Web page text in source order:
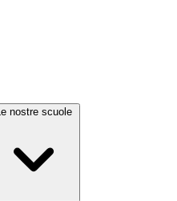
Le nostre scuole